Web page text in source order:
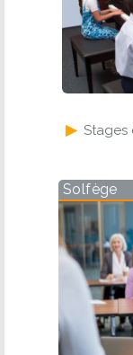
▶ Stages
Solfège